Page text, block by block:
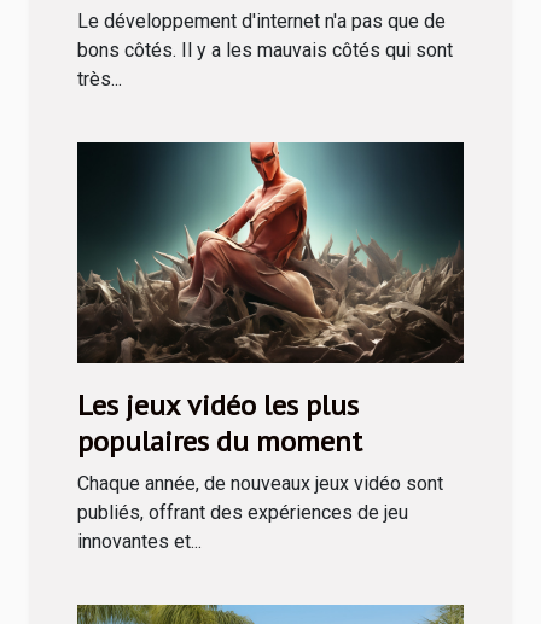
Le développement d'internet n'a pas que de
bons côtés. Il y a les mauvais côtés qui sont
très...
Les jeux vidéo les plus
populaires du moment
Chaque année, de nouveaux jeux vidéo sont
publiés, offrant des expériences de jeu
innovantes et...